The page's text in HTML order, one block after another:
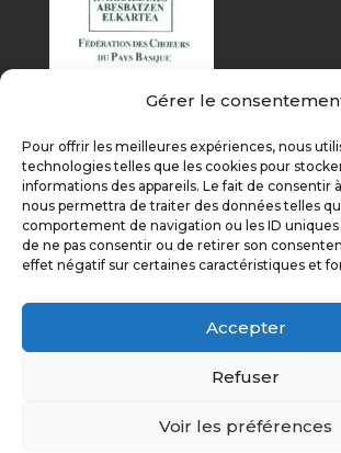
Gérer le
Pour offrir les meilleures expériences, nous
technologies telles que les cookies pour
informations des appareils. Le fait de consentir
nous permettra de traiter des données telles
comportement de navigation ou les ID uniques
de ne pas consentir ou de retirer son
effet négatif sur certaines caractéristiques et
Accepter
Refuser
Voir les préférences
Éditions précédentes
On parle